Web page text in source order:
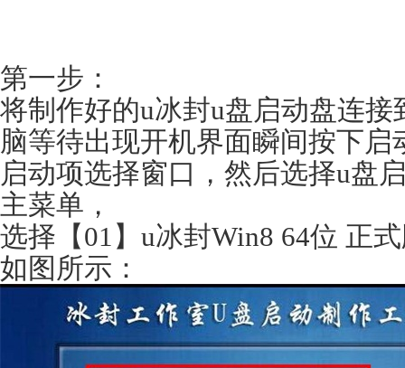
第一步：
将制作好的u冰封u盘启动盘连接
脑等待出现开机界面瞬间按下
启动项选择窗口，然后选择u盘
主菜单，
选择【01】u冰封Win8 64位 正
如图所示：